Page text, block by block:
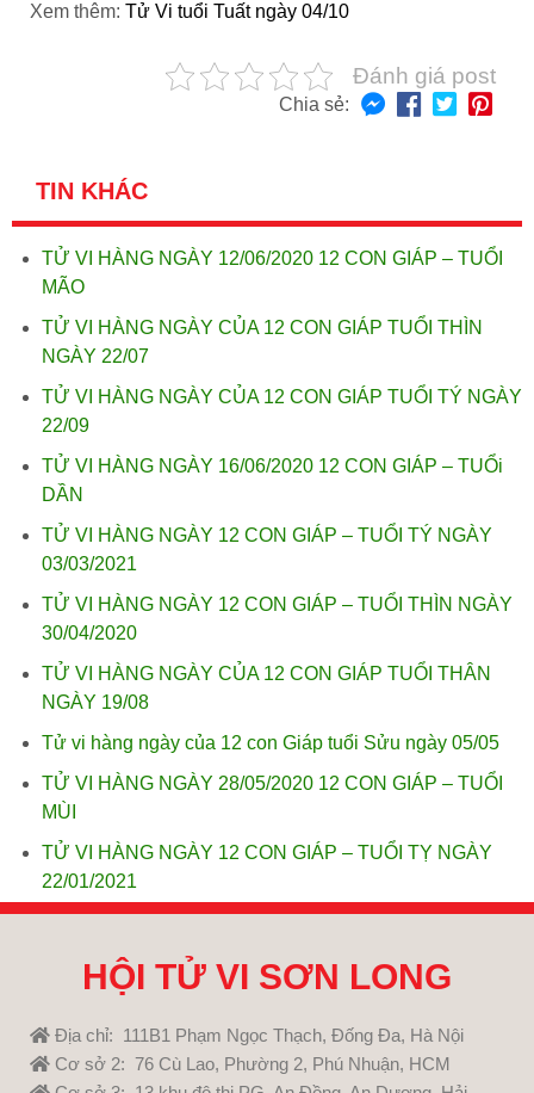
Xem thêm: Tử Vi tuổi Tuất ngày 04/10
Đánh giá post
Chia sẻ:
TIN KHÁC
TỬ VI HÀNG NGÀY 12/06/2020 12 CON GIÁP – TUỔI
MÃO
TỬ VI HÀNG NGÀY CỦA 12 CON GIÁP TUỔI THÌN
NGÀY 22/07
TỬ VI HÀNG NGÀY CỦA 12 CON GIÁP TUỔI TÝ NGÀY
22/09
TỬ VI HÀNG NGÀY 16/06/2020 12 CON GIÁP – TUỔi
DẦN
TỬ VI HÀNG NGÀY 12 CON GIÁP – TUỔI TÝ NGÀY
03/03/2021
TỬ VI HÀNG NGÀY 12 CON GIÁP – TUỔI THÌN NGÀY
30/04/2020
TỬ VI HÀNG NGÀY CỦA 12 CON GIÁP TUỔI THÂN
NGÀY 19/08
Tử vi hàng ngày của 12 con Giáp tuổi Sửu ngày 05/05
TỬ VI HÀNG NGÀY 28/05/2020 12 CON GIÁP – TUỔI
MÙI
TỬ VI HÀNG NGÀY 12 CON GIÁP – TUỔI TỴ NGÀY
22/01/2021
HỘI TỬ VI SƠN LONG
Địa chỉ: 111B1 Phạm Ngọc Thạch, Đống Đa, Hà Nội
Cơ sở 2: 76 Cù Lao, Phường 2, Phú Nhuận, HCM